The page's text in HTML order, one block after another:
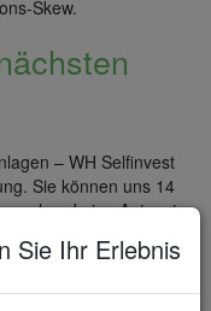
Skew.
– WH Selfinvest
Sie können uns 14
eine Antwort.
Sie bereit.
Sie Ihr Erlebnis